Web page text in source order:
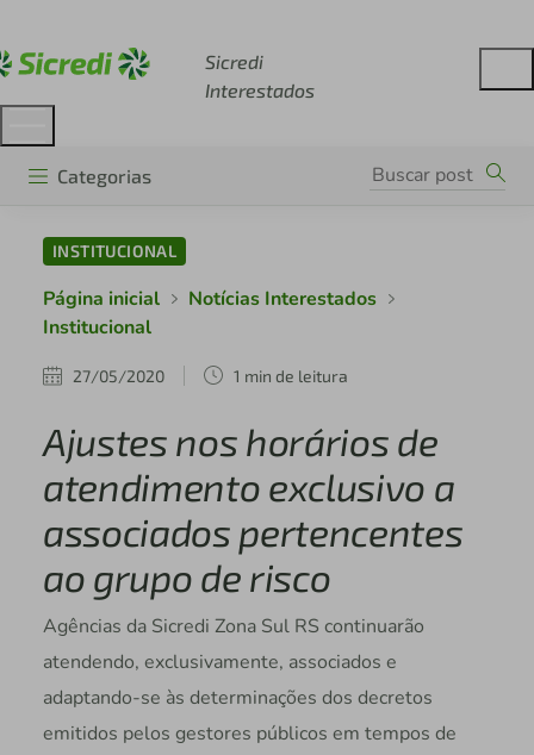
Sicredi
Interestados
Categorias
INSTITUCIONAL
Página inicial
Notícias Interestados
Institucional
27/05/2020 1 min de leitura
Ajustes nos horários de
atendimento exclusivo a
associados pertencentes
ao grupo de risco
Agências da Sicredi Zona Sul RS continuarão
atendendo, exclusivamente, associados e
adaptando-se às determinações dos decretos
emitidos pelos gestores públicos em tempos de